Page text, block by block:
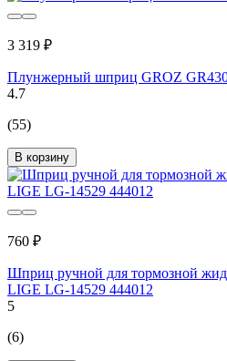
3 319 ₽
Плунжерный шприц GROZ
4.7
(55)
В корзину
760 ₽
Шприц ручной для тормозной
LIGE LG-14529 444012
5
(6)